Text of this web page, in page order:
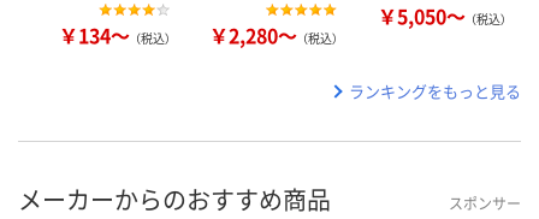
￥134～ （税込） ￥2,280～ （税込）
￥5,050～ （税込）
ランキングをもっと見る
メーカーからのおすすめ商品 スポンサー